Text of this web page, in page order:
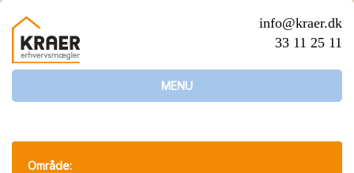
info@kraer.dk
33 11 25 11
MENU
Område: